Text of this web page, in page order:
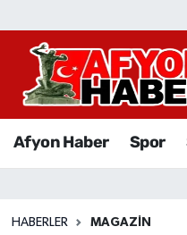
Afyon Haber Spor
HABERLER MAGAZIN
Afyon Haber